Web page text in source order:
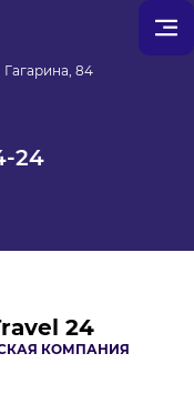
Гагарина, 84
24
24
КОМПАНИЯ